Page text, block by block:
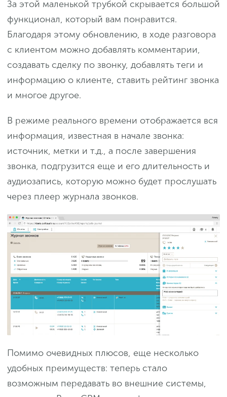
За этой маленькой трубкой скрывается большой
функционал, который вам понравится.
Благодаря этому обновлению, в ходе разговора
с клиентом можно добавлять комментарии,
создавать сделку по звонку, добавлять теги и
информацию о клиенте, ставить рейтинг звонка
и многое другое.
В режиме реального времени отображается вся
информация, известная в начале звонка:
источник, метки и т.д., а после завершения
звонка, подгрузится еще и его длительность и
аудиозапись, которую можно будет прослушать
через плеер журнала звонков.
Помимо очевидных плюсов, еще несколько
удобных преимуществ: теперь стало
возможным передавать во внешние системы,